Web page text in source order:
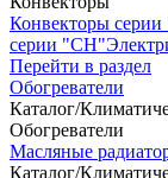
Конвекторы
серии "СН"
Перейти в раздел
Обогреватели
Каталог/
Обогреватели
Масляные
Каталог/